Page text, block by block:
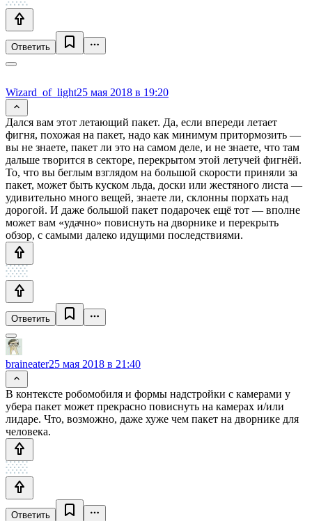
Ответить
Wizard_of_light25 мая 2018 в 19:20
Дался вам этот летающий пакет. Да, если впереди летает
фигня, похожая на пакет, надо как минимум притормозить —
вы не знаете, пакет ли это на самом деле, и не знаете, что там
дальше творится в секторе, перекрытом этой летучей фигнёй.
То, что вы беглым взглядом на большой скорости приняли за
пакет, может быть куском льда, доски или жестяного листа —
удивительно много вещей, знаете ли, склонны порхать над
дорогой. И даже большой пакет подарочек ещё тот — вполне
может вам «удачно» повиснуть на дворнике и перекрыть
обзор, с самыми далеко идущими последствиями.
Ответить
braineater25 мая 2018 в 21:40
В контексте робомобиля и формы надстройки с камерами у
убера пакет может прекрасно повиснуть на камерах и/или
лидаре. Что, возможно, даже хуже чем пакет на дворнике для
человека.
Ответить